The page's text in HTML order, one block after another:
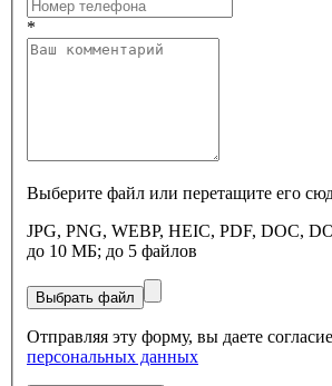
*
Выберите файл или перетащите его
JPG, PNG, WEBP, HEIC, PDF, DOC,
до 10 МБ; до 5 файлов
Выбрать файл
Отправляя эту форму, вы даете
персональных данных